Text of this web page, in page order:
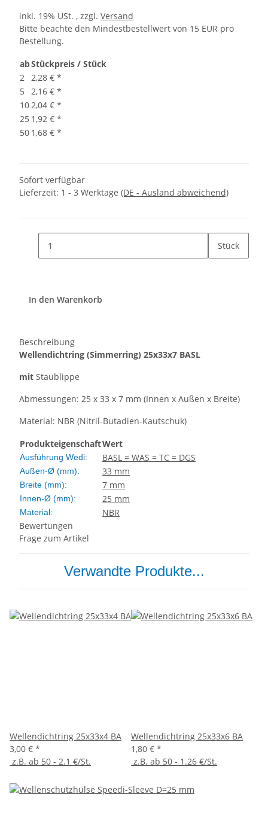
inkl. 19% USt. , zzgl. Versand
Bitte beachte den Mindestbestellwert von 15 EUR pro
Bestellung.
abStückpreis / Stück
2 2,28 € *
5
2,16 € *
102,04 € *
25 1,92 € *
50 1,68 € *
Sofort verfügbar
Lieferzeit: 1 - 3 Werktage (DE - Ausland abweichend)
Stück
In den Warenkorb
Beschreibung
Wellendichtring (Simmerring) 25x33x7 BASL
mit Staublippe
Abmessungen: 25 x 33 x 7 mm (Innen x Außen x Breite)
Material: NBR (Nitril-Butadien-Kautschuk)
ProdukteigenschaftWert
Ausführung Wedi: BASL = WAS = TC = DGS
Außen-Ø (mm): 33 mm
Breite (mm): 7 mm
Innen-Ø (mm): 25 mm
Material:
NBR
Bewertungen
Frage zum Artikel
Verwandte Produkte...
Wellendichtring 25x33x4 BA
3,00 € *
z.B. ab 50 - 2.1 €/St.
Wellendichtring 25x33x6 BA
1,80 € *
z.B. ab 50 - 1.26 €/St.